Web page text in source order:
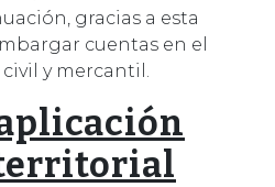
gracias a esta
cuentas en el
y mercantil.